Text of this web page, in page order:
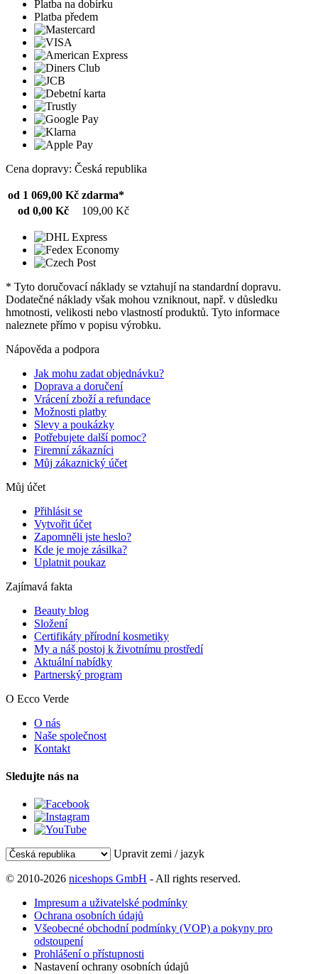
Platba na dobírku
Platba předem
Cena dopravy: Česká republika
od 1 069,00 Kč zdarma*
od 0,00 Kč
109,00 Kč
* Tyto doručovací náklady se vztahují na standardní dopravu.
Dodatečné náklady však mohou vzniknout, např. v důsledku
hmotnosti, velikosti nebo vlastností produktů. Tyto informace
naleznete přímo v popisu výrobku.
Nápověda a podpora
Jak mohu zadat objednávku?
Doprava a doručení
Vrácení zboží a refundace
Možnosti platby
Slevy a poukázky
Potřebujete další pomoc?
Firemní zákazníci
Můj zákaznický účet
Můj účet
Přihlásit se
Vytvořit účet
Zapomněli jste heslo?
Kde je moje zásilka?
Uplatnit poukaz
Zajímavá fakta
Beauty blog
Složení
Certifikáty přírodní kosmetiky
My a náš postoj k životnímu prostředí
Aktuální nabídky
Partnerský program
O Ecco Verde
O nás
Naše společnost
Kontakt
Sledujte nás na
Upravit zemi / jazyk
© 2010-2026 niceshops GmbH - All rights reserved.
Impresum a uživatelské podmínky
Ochrana osobních údajů
Všeobecné obchodní podmínky (VOP) a pokyny pro
odstoupení
Prohlášení o přístupnosti
Nastavení ochrany osobních údajů